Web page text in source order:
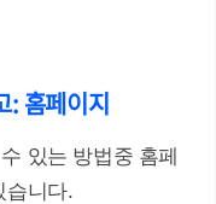
: 홈페이지
있는 방법중 홈페
습니다.